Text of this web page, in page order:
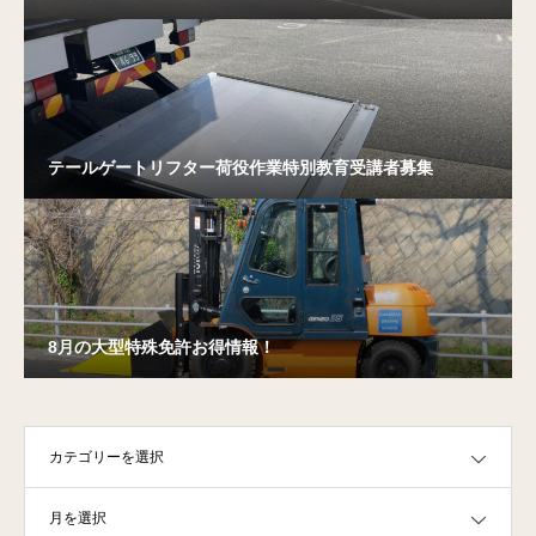
テールゲートリフター荷役作業特別教育受講者募集
8月の大型特殊免許お得情報！